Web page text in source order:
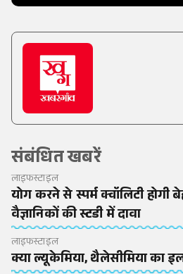
संबंधित खबरें
लाइफस्टाइल
योग करने से स्पर्म क्वॉलिटी होगी
वैज्ञानिकों की स्टडी में दावा
लाइफस्टाइल
क्या ल्यूकेमिया, थैलेसीमिया का